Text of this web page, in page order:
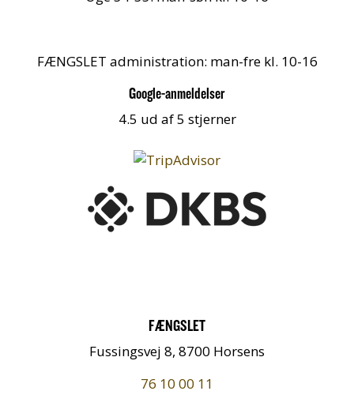
FÆNGSLET administration: man-fre kl. 10-16
Google-anmeldelser
4.5 ud af 5 stjerner
FÆNGSLET
Fussingsvej 8, 8700 Horsens
76 10 00 11